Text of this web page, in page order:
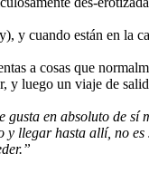
y cuando están en la
a cosas que
y luego un viaje de
en absoluto de sí
llegar hasta allí, no es